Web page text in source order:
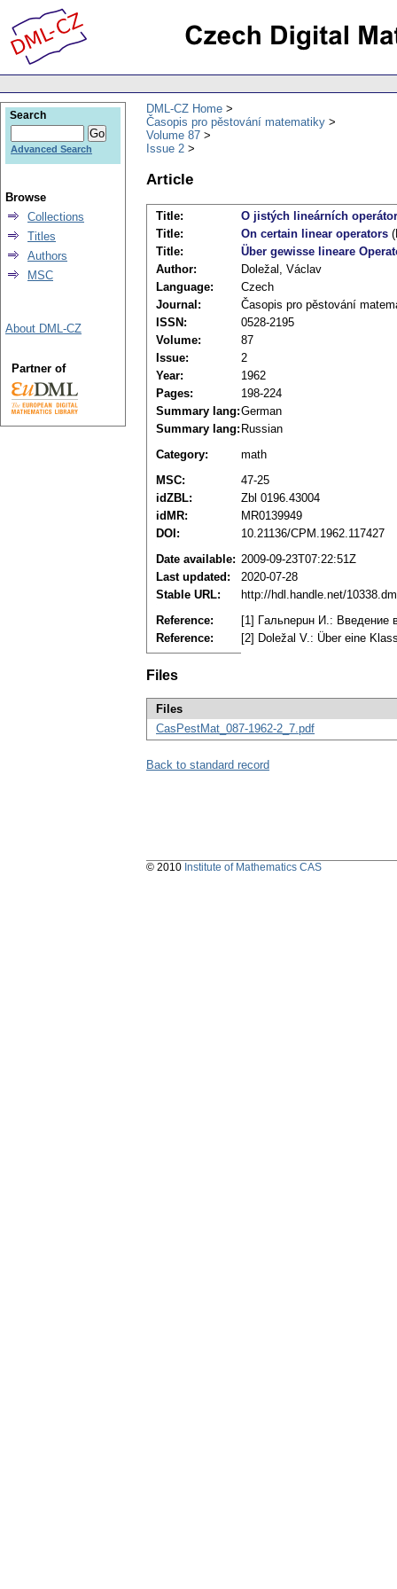
DML-CZ Home
Časopis pro pěstování matematiky
Volume 87
Issue 2
Article
Title:
O jistých lineárních
Title:
On certain linear operators
Title:
Über gewisse lineare
Author:
Doležal, Václav
Language:
Czech
Journal:
Časopis pro pěstování
ISSN:
0528-2195
Volume:
87
Issue:
2
Year:
1962
Pages:
198-224
Summary lang:German
Summary lang: Russian
Category:
math
MSC:
47-25
idZBL:
Zbl 0196.43004
idMR:
MR0139949
DOI:
10.21136/CPM.1962.117427
Date available: 2009-09-23T07:22:51Z
Last updated:
2020-07-28
Stable URL:
http://hdl.handle.net/
Reference:
[1] Гaльnepuн И.: Bвeдeниe
Reference:
[2] Doležal V.: Über eine
Files
Files
CasPestMat_087-1962-2_7.pdf
Back to standard record
Search
Advanced Search
Browse
Collections
Titles
Authors
MSC
About DML-CZ
Partner of
© 2010 Institute of Mathematics CAS